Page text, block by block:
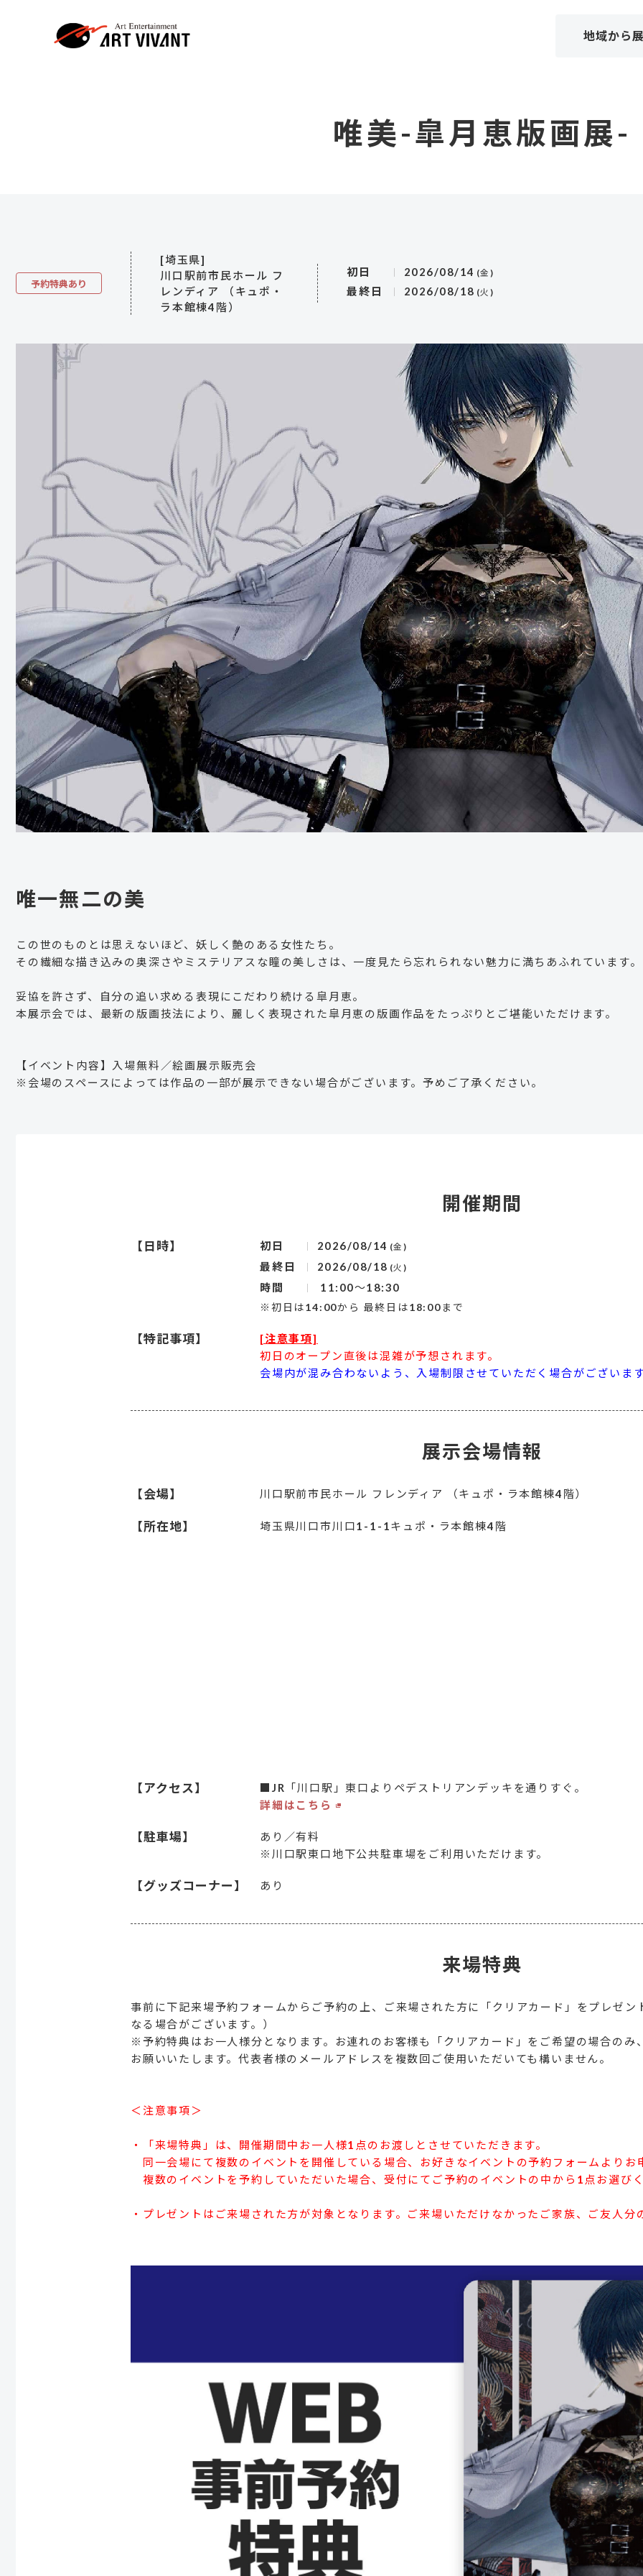
地域から
唯美-皐月恵版画展-
予約特典あり
[埼玉県]
川口駅前市民ホール フ
レンディア （キュポ・
ラ本館棟4階）
初日 2026/08/14 (金)
最終日 2026/08/18 (火)
唯一無二の美
この世のものとは思えないほど、妖しく艶のある女性たち。
その繊細な描き込みの奥深さやミステリアスな瞳の美しさは、一度見たら忘れられない魅力に満ちあふれています。
妥協を許さず、自分の追い求める表現にこだわり続ける皐月恵。
本展示会では、最新の版画技法により、麗しく表現された皐月恵の版画作品をたっぷりとご堪能いただけます。
【イベント内容】入場無料／絵画展示販売会
※会場のスペースによっては作品の一部が展示できない場合がございます。予めご了承ください。
開催期間
【日時】 初日 2026/08/14 (金)
最終日 2026/08/18 (火)
時間 11:00～18:30
※初日は14:00から 最終日は18:00まで
【特記事項】
[注意事項]
初日のオープン直後は混雑が予想されます。
会場内が混み合わないよう、入場制限させていただく場合がございま
展示会場情報
【会場】 川口駅前市民ホール フレンディア （キュポ・ラ本館棟4階）
【所在地】 埼玉県川口市川口1-1-1キュポ・ラ本館棟4階
【アクセス】
■JR「川口駅」東口よりペデストリアンデッキを通りすぐ。
詳細はこちら
【駐車場】
あり／有料
※川口駅東口地下公共駐車場をご利用いただけます。
【グッズコーナー】 あり
来場特典
事前に下記来場予約フォームからご予約の上、ご来場された方に「クリアカード」をプレゼ
なる場合がございます。）
※予約特典はお一人様分となります。お連れのお客様も「クリアカード」をご希望の場合の
お願いいたします。代表者様のメールアドレスを複数回ご使用いただいても構いません。
＜注意事項＞
・「来場特典」は、開催期間中お一人様1点のお渡しとさせていただきます。
同一会場にて複数のイベントを開催している場合、お好きなイベントの予約フォームよりお
複数のイベントを予約していただいた場合、受付にてご予約のイベントの中から1点お選び
・プレゼントはご来場された方が対象となります。ご来場いただけなかったご家族、ご友人